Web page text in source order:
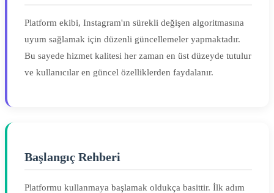
Platform ekibi, Instagram'ın sürekli değişen algoritmasına
uyum sağlamak için düzenli güncellemeler yapmaktadır.
Bu sayede hizmet kalitesi her zaman en üst düzeyde tutulur
ve kullanıcılar en güncel özelliklerden faydalanır.
Başlangıç Rehberi
Platformu kullanmaya başlamak oldukça basittir. İlk adım